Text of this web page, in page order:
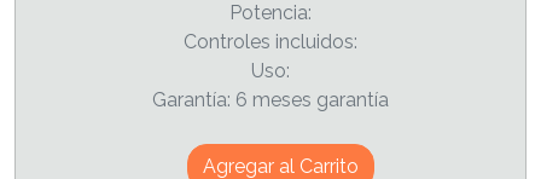
Potencia:
Controles incluidos:
Uso:
Garantía: 6 meses garantía
Agregar al Carrito